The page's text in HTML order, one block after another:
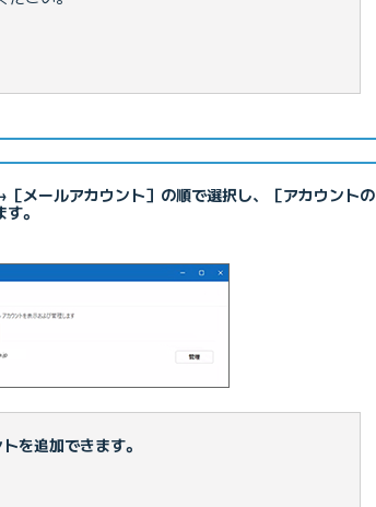
［メールアカウント］の順で選択し、［アカウントの
。
を追加できます。